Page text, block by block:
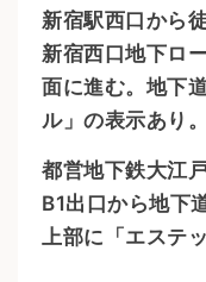
新宿駅西口から
新宿西口地下ロ
面に進む。地下
ル」の表示あり。
都営地下鉄大江
B1出口から地下
上部に「エステ